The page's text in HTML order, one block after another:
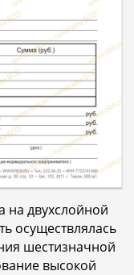
на двухслойной
осуществлялась
шестизначной
высокой